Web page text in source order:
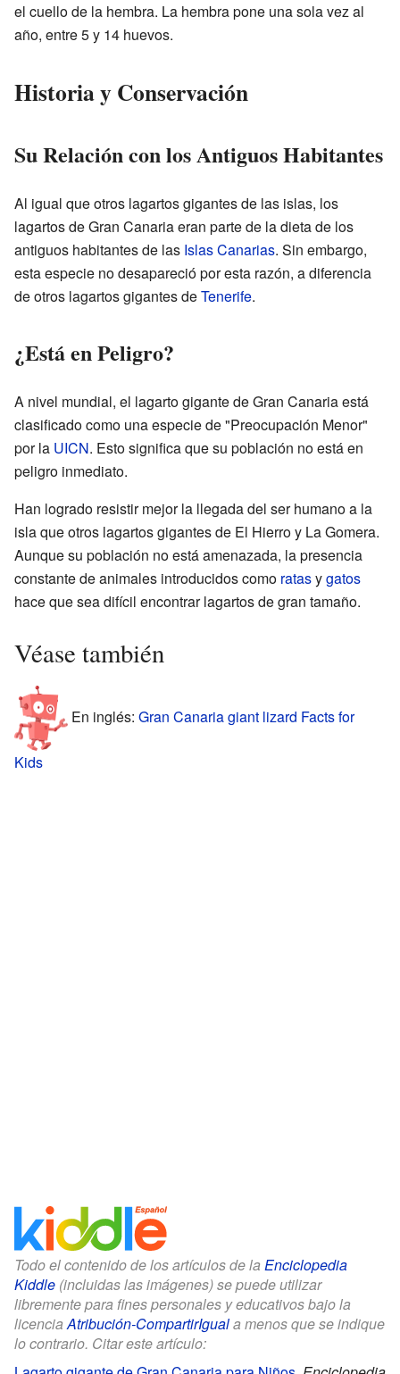
el cuello de la hembra. La hembra pone una sola vez al
año, entre 5 y 14 huevos.
Historia y Conservación
Su Relación con los Antiguos Habitantes
Al igual que otros lagartos gigantes de las islas, los
lagartos de Gran Canaria eran parte de la dieta de los
antiguos habitantes de las Islas Canarias. Sin embargo,
esta especie no desapareció por esta razón, a diferencia
de otros lagartos gigantes deTenerife.
¿Está en Peligro?
A nivel mundial, el lagarto gigante de Gran Canaria está
clasificado como una especie de "Preocupación Menor"
por la UICN. Esto significa que su población no está en
peligro inmediato.
Han logrado resistir mejor la llegada del ser humano a la
isla que otros lagartos gigantes de El Hierro y La Gomera.
Aunque su población no está amenazada, la presencia
constante de animales introducidos como ratasygatos
hace que sea difícil encontrar lagartos de gran tamaño.
Véase también
En inglés: Gran Canaria giant lizard Facts for
Kids
Todo el contenido de los artículos de la Enciclopedia
Kiddle (incluidas las imágenes) se puede utilizar
libremente para fines personales y educativos bajo la
licenciaAtribución-CompartirIguala menos que se indique
lo contrario. Citar este artículo: